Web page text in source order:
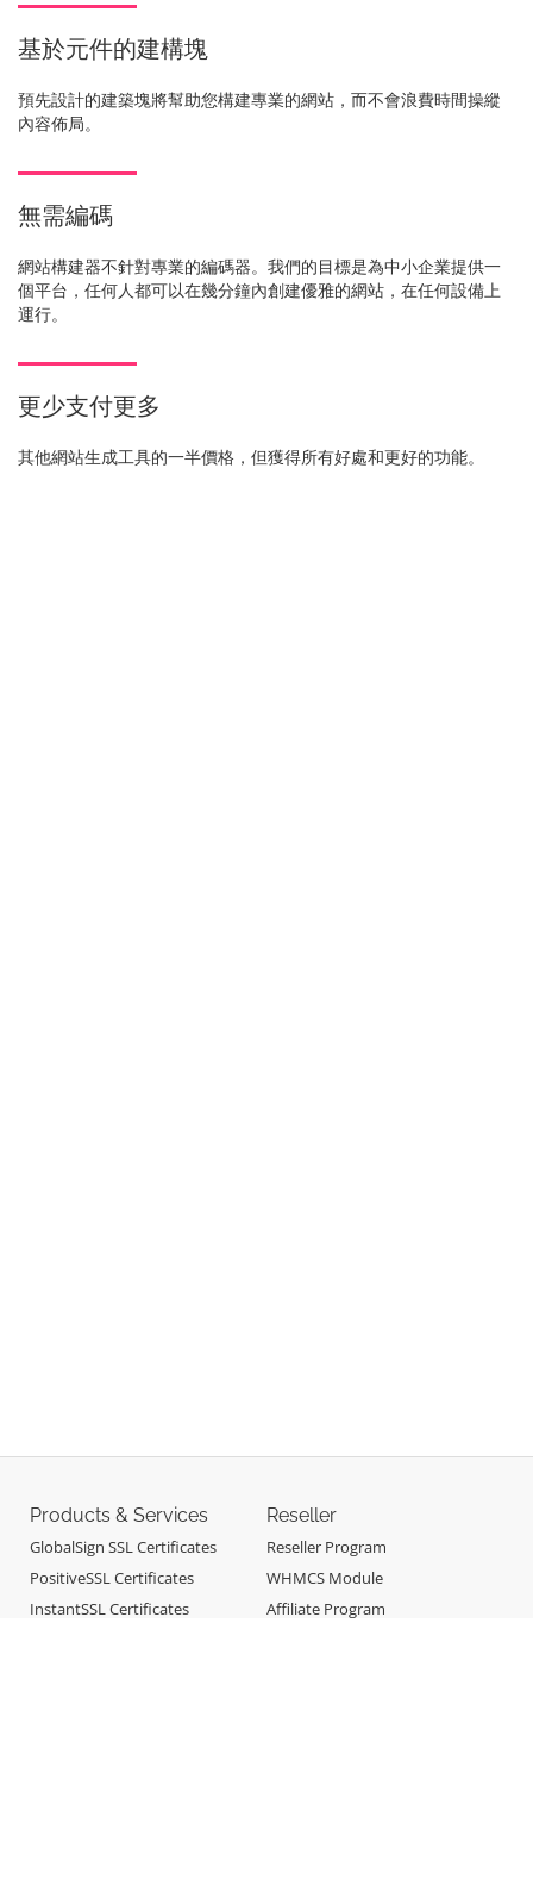
基於元件的建構塊
預先設計的建築塊將幫助您構建專業的網站，而不會浪費時間操縱
內容佈局。
無需編碼
網站構建器不針對專業的編碼器。我們的目標是為中小企業提供一
個平台，任何人都可以在幾分鐘內創建優雅的網站，在任何設備上
運行。
更少支付更多
其他網站生成工具的一半價格，但獲得所有好處和更好的功能。
Products & Services
GlobalSign SSL Certificates
PositiveSSL Certificates
InstantSSL Certificates
Reseller
Reseller Program
WHMCS Module
Affiliate Program